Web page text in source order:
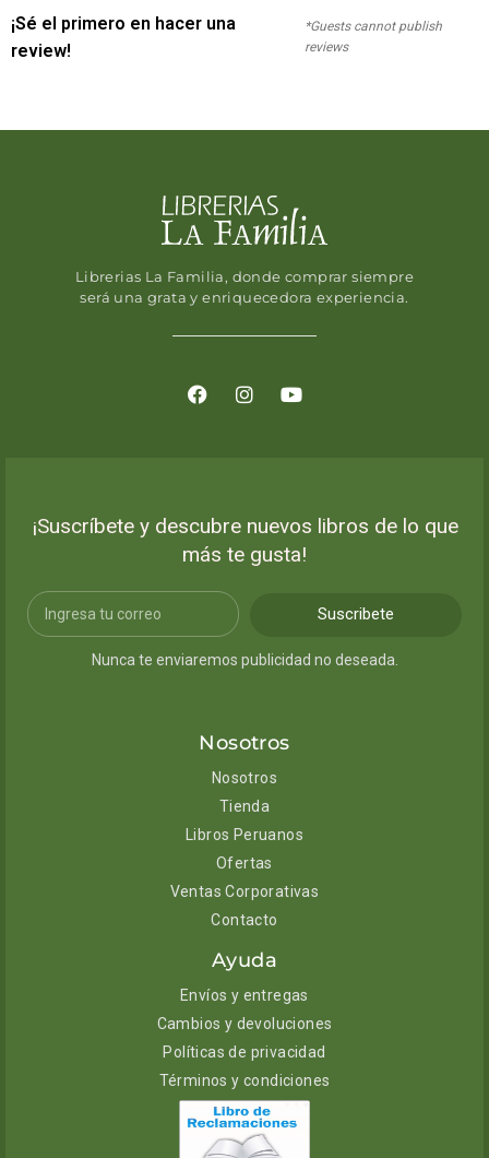
¡Sé el primero en hacer una
review!
*Guests cannot publish
reviews
Librerias La Familia, donde comprar siempre
será una grata y enriquecedora experiencia.
¡Suscríbete y descubre nuevos libros de lo que
más te gusta!
Suscribete
Nunca te enviaremos publicidad no deseada.
Nosotros
Nosotros
Tienda
Libros Peruanos
Ofertas
Ventas Corporativas
Contacto
Ayuda
Envíos y entregas
Cambios y devoluciones
Políticas de privacidad
Términos y condiciones